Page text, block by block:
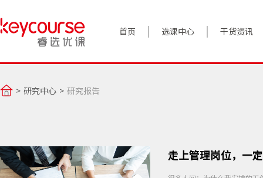
首页 选课中心 干货资讯
答疑精选
睿选视角
研究中心 研究报告
走上管理岗位，一